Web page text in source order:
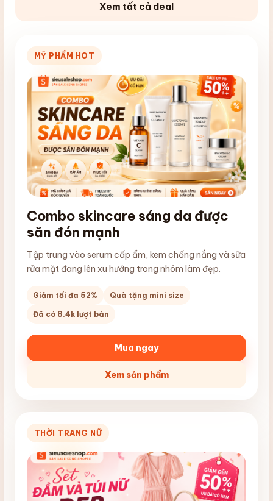
Xem tất cả deal
MỸ PHẨM HOT
Combo skincare sáng da được
săn đón mạnh
Tập trung vào serum cấp ẩm, kem chống nắng và sữa
rửa mặt đang lên xu hướng trong nhóm làm đẹp.
Giảm tối đa 52% Quà tặng mini size
Đã có 8.4k lượt bán
Mua ngay
Xem sản phẩm
THỜI TRANG NỮ